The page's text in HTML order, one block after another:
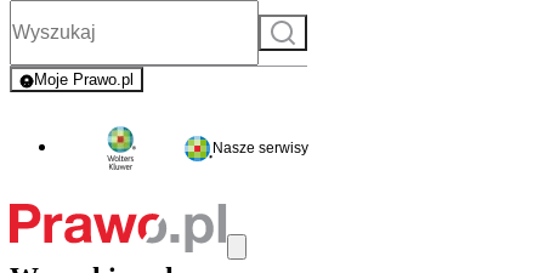
Szukaj
Moje Prawo.pl
- rejestracja i logowanie do serwisu
Nasze serwisy